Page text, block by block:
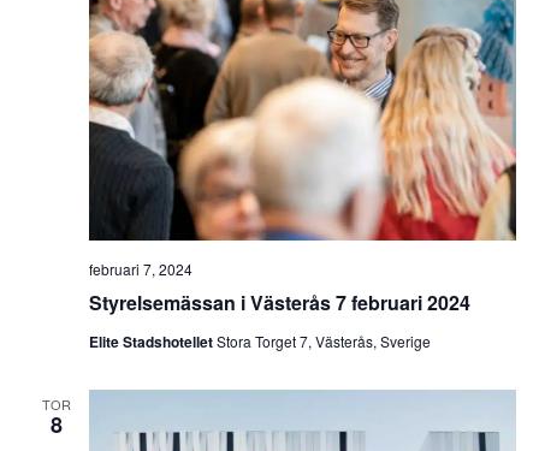
Styrelsemässan i Västerås 7 februari 2024
februari 7, 2024
Elite StadshotelletStora Torget 7, Västerås, Sverige
TOR
8